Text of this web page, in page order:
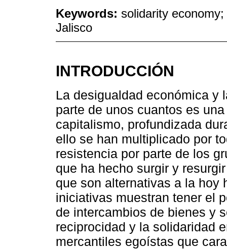
Keywords: solidarity
Jalisco
INTRODUCCIÓN
La desigualdad económica y
parte de unos cuantos es
capitalismo, profundizada
ello se han multiplicado por
resistencia por parte de los
que ha hecho surgir y
que son alternativas a la hoy
iniciativas muestran tener el
de intercambios de bienes y
reciprocidad y la solidaridad
mercantiles egoístas que